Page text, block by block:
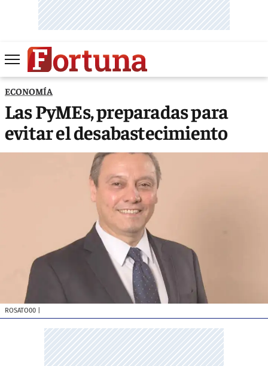
ECONOMÍA
Las PyMEs, preparadas para
evitar el desabastecimiento
ROSATO00